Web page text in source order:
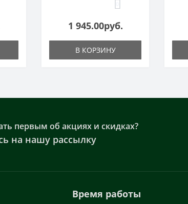
1 945.00руб.
В КОРЗИНУ
первым об акциях и скидках?
на нашу рассылку
Время работы